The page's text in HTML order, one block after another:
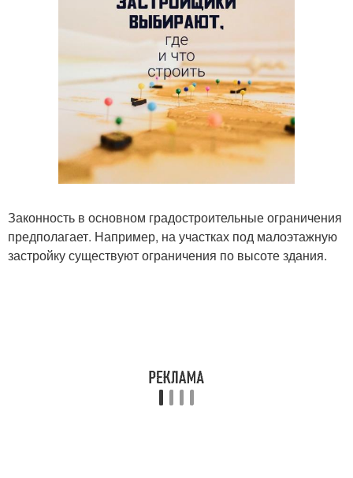
Законность в основном градостроительные ограничения
предполагает. Например, на участках под малоэтажную
застройку существуют ограничения по высоте здания.